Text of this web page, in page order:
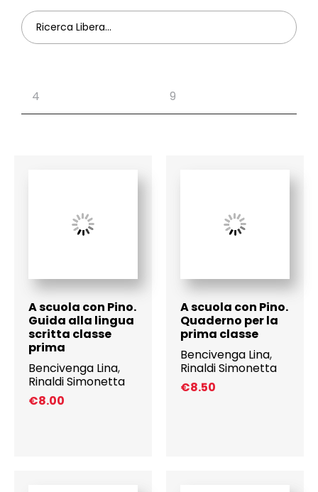
A scuola con Pino.
Guida alla lingua
scritta classe
prima
Bencivenga Lina,
Rinaldi Simonetta
€8.00
A scuola con Pino.
Quaderno per la
prima classe
Bencivenga Lina,
Rinaldi Simonetta
€8.50